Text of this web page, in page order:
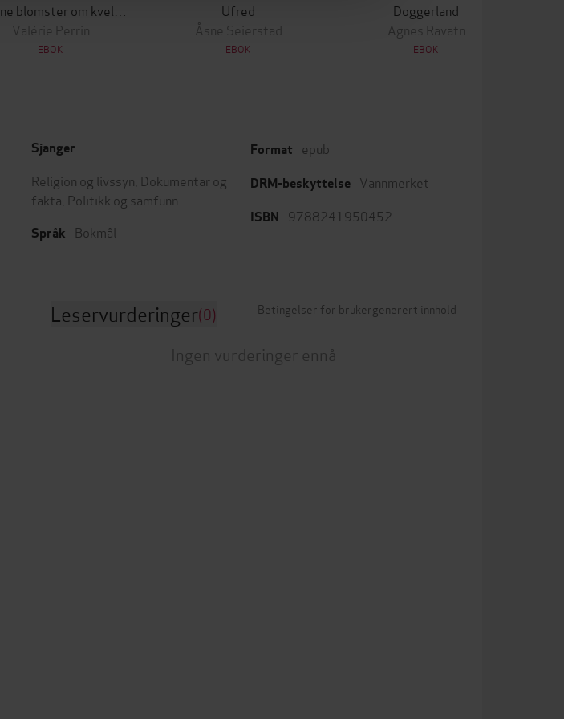
Valérie Perrin
EBOK
Ufred
Åsne Seierstad
EBOK
Doggerland
Agnes Ravatn
EBOK
Sjanger
Religion og livssyn Dokumentar og
fakta Politikk og samfunn
Språk Bokmål
Format epub
DRM-beskyttelse Vannmerket
ISBN 9788241950452
Leservurderinger(0) Betingelser for brukergenerert innhold
Ingen vurderinger ennå